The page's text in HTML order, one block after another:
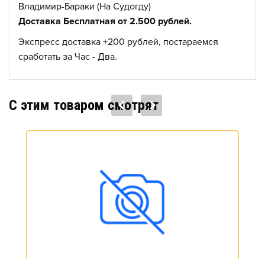
Владимир-Бараки (На Судогду)
Доставка Бесплатная от 2.500 рублей.
Экспресс доставка +200 рублей, постараемся
сработать за Час - Два.
C этим товаром смотрят